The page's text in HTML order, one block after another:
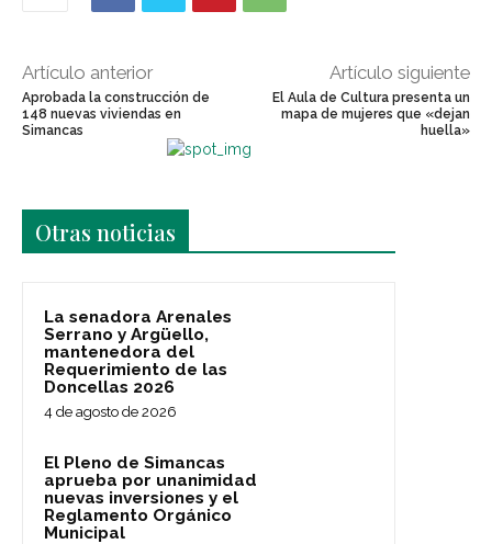
Artículo anterior
Aprobada la construcción de
148 nuevas viviendas en
Simancas
Artículo siguiente
El Aula de Cultura presenta un
mapa de mujeres que «dejan
huella»
Otras noticias
La senadora Arenales
Serrano y Argüello,
mantenedora del
Requerimiento de las
Doncellas 2026
4 de agosto de 2026
El Pleno de Simancas
aprueba por unanimidad
nuevas inversiones y el
Reglamento Orgánico
Municipal